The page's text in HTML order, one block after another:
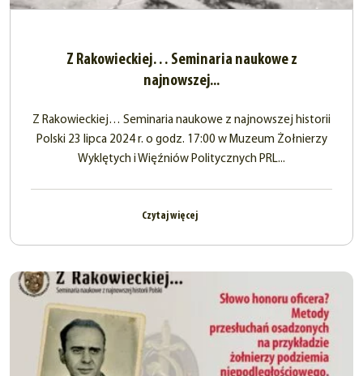
Z Rakowieckiej… Seminaria naukowe z
najnowszej...
Z Rakowieckiej… Seminaria naukowe z najnowszej historii
Polski 23 lipca 2024 r. o godz. 17:00 w Muzeum Żołnierzy
Wyklętych i Więźniów Politycznych PRL...
Czytaj więcej